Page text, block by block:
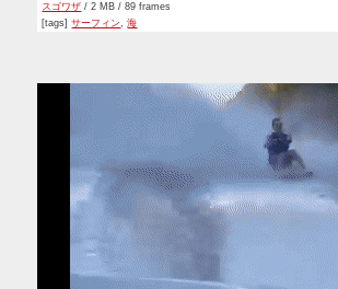
スゴワザ / 2 MB / 89 frames
[tags]サーフィン,海